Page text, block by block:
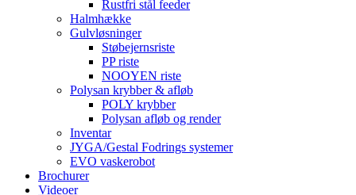
Rustfri stål feeder
Halmhække
Gulvløsninger
Støbejernsriste
PP riste
NOOYEN riste
Polysan krybber & afløb
POLY krybber
Polysan afløb og render
Inventar
JYGA/Gestal Fodrings systemer
EVO vaskerobot
Brochurer
Videoer